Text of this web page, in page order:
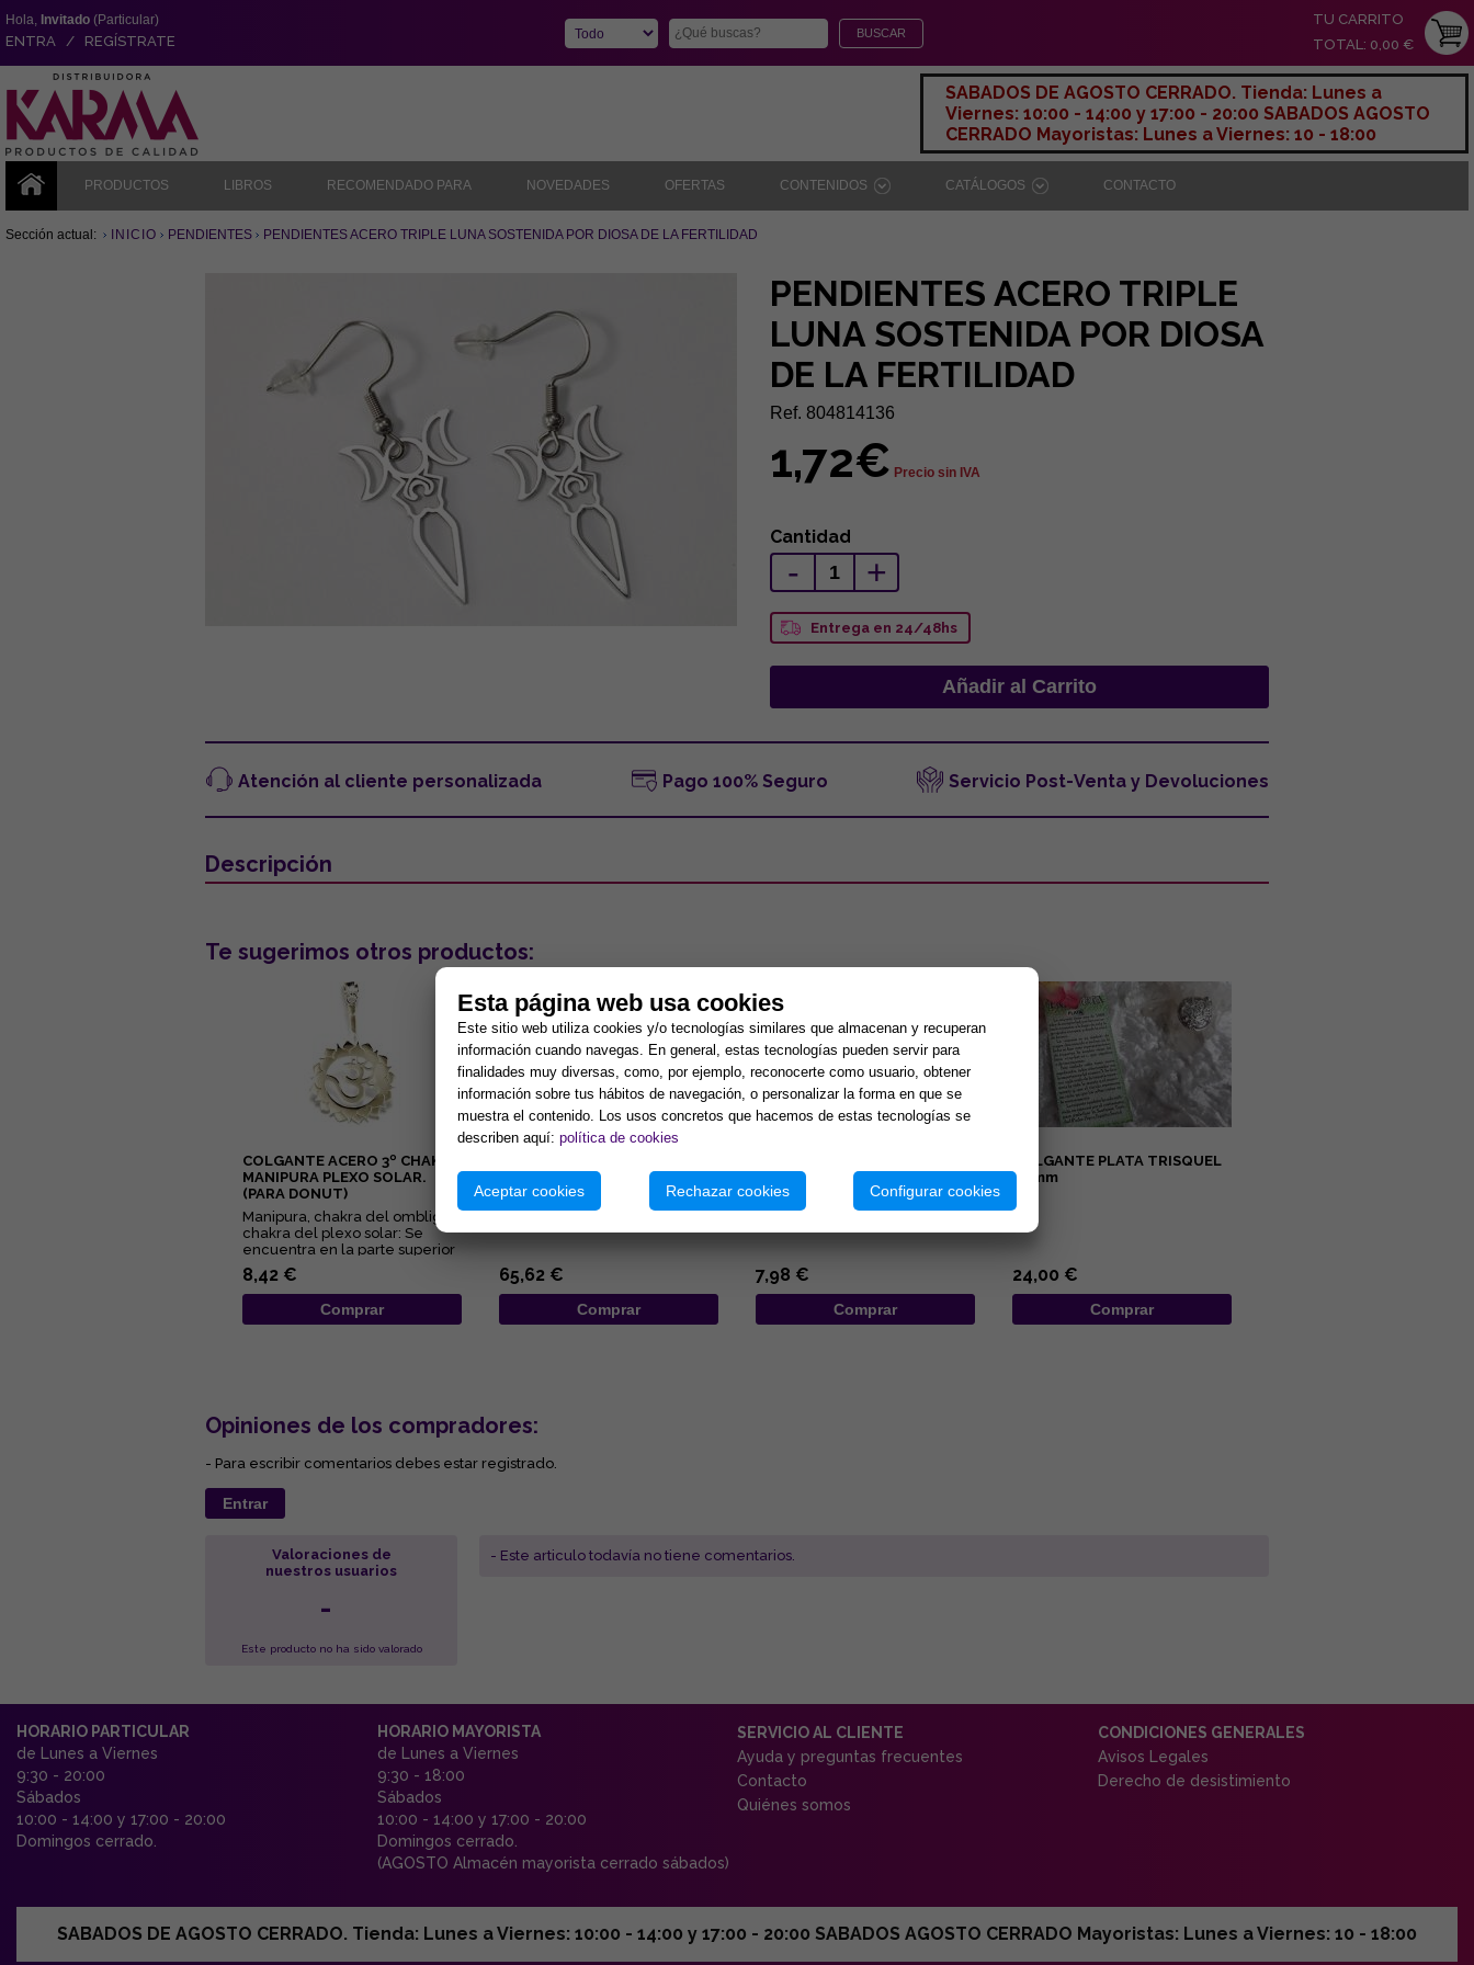
Hola, Invitado (Particular)
ENTRA / REGÍSTRATE
TU CARRITO
TOTAL: 0,00 €
SABADOS DE AGOSTO CERRADO. Tienda: Lunes a
Viernes: 10:00 - 14:00 y 17:00 - 20:00 SABADOS AGOSTO
CERRADO Mayoristas: Lunes a Viernes: 10 - 18:00
PRODUCTOS LIBROS RECOMENDADO PARA NOVEDADES OFERTAS CONTENIDOS CATÁLOGOS CONTACTO
Sección actual: INICIO PENDIENTES PENDIENTES ACERO TRIPLE LUNA SOSTENIDA POR DIOSA DE LA FERTILIDAD
PENDIENTES ACERO TRIPLE
LUNA SOSTENIDA POR DIOSA
DE LA FERTILIDAD
Ref. 804814136
1,72€ Precio sin IVA
Cantidad
- +
Entrega en 24/48hs
Atención al cliente personalizada Pago 100% Seguro Servicio Post-Venta y Devoluciones
Descripción
Te sugerimos otros productos:
COLGANTE ACERO 3º CHAKRA
MANIPURA PLEXO SOLAR.
(PARA DONUT)
Manipura, chakra del ombligo,
chakra del plexo solar: Se
encuentra en la parte superior
del abdomen en la zona...
8,42 €
Comprar
DOMOE ZIRCONITAS
65,62 €
Comprar
AULLANDO SOBRE LUNA CON
PENTACULO ENTRELAZADO
7,98 €
Comprar
COLGANTE PLATA TRISQUEL
25 mm
24,00 €
Comprar
Opiniones de los compradores:
- Para escribir comentarios debes estar registrado.
Entrar
Valoraciones de
nuestros usuarios
-
Este producto no ha sido valorado
- Este articulo todavía no tiene comentarios.
HORARIO PARTICULAR
de Lunes a Viernes
9:30 - 20:00
Sábados
10:00 - 14:00 y 17:00 - 20:00
Domingos cerrado.
HORARIO MAYORISTA
de Lunes a Viernes
9:30 - 18:00
Sábados
10:00 - 14:00 y 17:00 - 20:00
Domingos cerrado.
(AGOSTO Almacén mayorista cerrado sábados)
SERVICIO AL CLIENTE
Ayuda y preguntas frecuentes
Contacto
Quiénes somos
CONDICIONES GENERALES
Avisos Legales
Derecho de desistimiento
SABADOS DE AGOSTO CERRADO. Tienda: Lunes a Viernes: 10:00 - 14:00 y 17:00 - 20:00 SABADOS AGOSTO CERRADO Mayoristas: Lunes a Viernes: 10 - 18:00
Esta página web usa cookies
Este sitio web utiliza cookies y/o tecnologías similares que almacenan y recuperan
información cuando navegas. En general, estas tecnologías pueden servir para
finalidades muy diversas, como, por ejemplo, reconocerte como usuario, obtener
información sobre tus hábitos de navegación, o personalizar la forma en que se
muestra el contenido. Los usos concretos que hacemos de estas tecnologías se
describen aquí: política de cookies
Aceptar cookies Rechazar cookies Configurar cookies